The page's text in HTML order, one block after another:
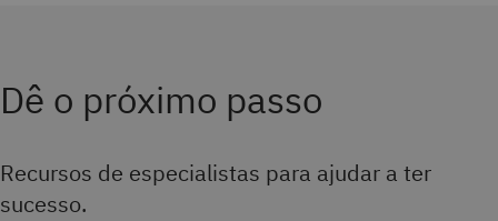
Dê o próximo passo
Recursos de especialistas para ajudar a ter
sucesso.